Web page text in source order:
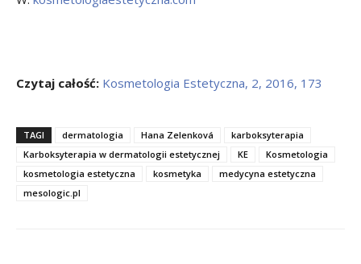
Czytaj całość: Kosmetologia Estetyczna, 2, 2016, 173
TAGI dermatologia Hana Zelenková
karboksyterapia
Karboksyterapia w dermatologii estetycznej
KE
Kosmetologia
kosmetologia estetyczna
kosmetyka
medycyna estetyczna
mesologic.pl